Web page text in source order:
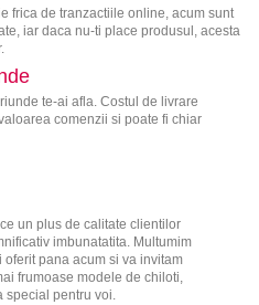
frica de tranzactiile online, acum sunt
iar daca nu-ti place produsul, acesta
te-ai afla. Costul de livrare
comenzii si poate fi chiar
un plus de calitate clientilor
imbunatatita. Multumim
pana acum si va invitam
frumoase modele de chiloti,
special pentru voi.